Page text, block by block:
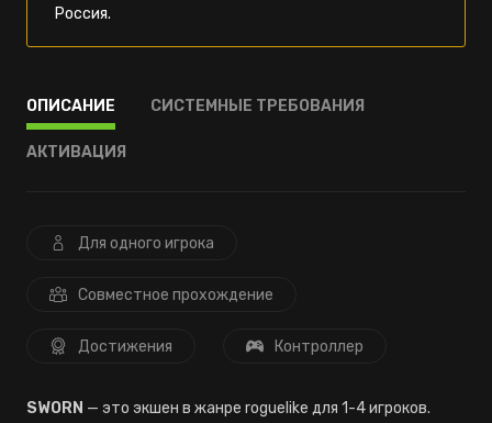
Россия.
ОПИСАНИЕ СИСТЕМНЫЕ ТРЕБОВАНИЯ
АКТИВАЦИЯ
Для одного игрока
Совместное прохождение
Достижения Контроллер
SWORN — это экшен в жанре roguelike для 1-4 игроков.